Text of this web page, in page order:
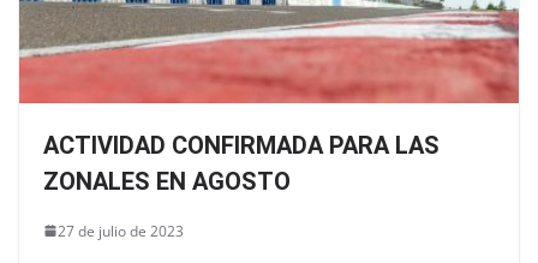
ACTIVIDAD CONFIRMADA PARA LAS
ZONALES EN AGOSTO
27 de julio de 2023